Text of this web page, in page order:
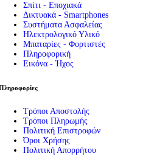
Σπίτι - Εποχιακά
Δικτυακά - Smartphones
Συστήματα Ασφαλείας
Ηλεκτρολογικό Υλικό
Μπαταρίες - Φορτιστές
Πληροφορική
Εικόνα - Ήχος
Τρόποι Αποστολής
Τρόποι Πληρωμής
Πολιτική Επιστροφών
Όροι Χρήσης
Πολιτική Απορρήτου